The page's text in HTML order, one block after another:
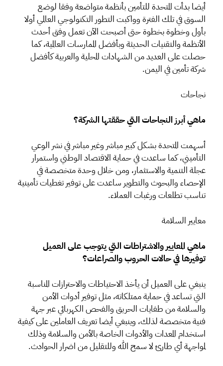
أيضا بدأت المتحدة للتأمين بأنظمة متواضعة وفقا لوضع
السوق في تلك الفترة وواكبت التطور التكنولوجي العالمي أولا
بأول وخطوة بخطوة حتى أصبحت الآن تعمل وفق أحدث
الأنظمة والتقنيات الحديثة وبأفضل الممارسات العالمية، كما
حصلت على العديد من الشهادات المحلية والعربية كأفضل
شركة تأمين في اليمن.
نجاحات
ماهي أبرز النجاحات التي حققتها الشركة؟
أسهمت المتحدة بشكل كبير مباشر وغير مباشر في نشر الوعي
التأميني، كما ساعدت في حماية الاقتصاد الوطني واستمرار
عجلة التنمية والاستثمار، ومن خلال وحدة متخصصة في
الإحصاء والبحوث والتطوير ساعدت على توفير تغطيات تأمينية
تناسب تطلعات ورغبات العملاء.
معايير السلامة
ماهي المعايير والاشتراطات التي يتوجب على العميل
توفيرها في حالات الحروب والصراعات؟
ينبغي على العميل أن يأخذ الاحتياطات والاحترازات المناسبة
التي تساعد في حماية ممتلكاته، مثل توفير أدوات الأمن
والسلامة من طفايات الحريق والفحص الكهربائي عبر جهة
فنية متخصصة لذلك، وينبغي أيضا تعريف العاملين على كيفية
استخدام المعدات والأدوات الخاصة بالأمن والسلامة وذلك
لمواجهة أي طارئ لا سمح الله وللتقليل من اضرار الحوادث.